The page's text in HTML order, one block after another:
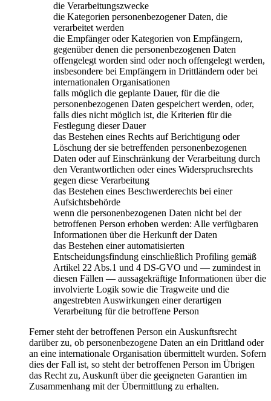
die Verarbeitungszwecke
die Kategorien personenbezogener Daten, die
verarbeitet werden
die Empfänger oder Kategorien von Empfängern,
gegenüber denen die personenbezogenen Daten
offengelegt worden sind oder noch offengelegt werden,
insbesondere bei Empfängern in Drittländern oder bei
internationalen Organisationen
falls möglich die geplante Dauer, für die die
personenbezogenen Daten gespeichert werden, oder,
falls dies nicht möglich ist, die Kriterien für die
Festlegung dieser Dauer
das Bestehen eines Rechts auf Berichtigung oder
Löschung der sie betreffenden personenbezogenen
Daten oder auf Einschränkung der Verarbeitung durch
den Verantwortlichen oder eines Widerspruchsrechts
gegen diese Verarbeitung
das Bestehen eines Beschwerderechts bei einer
Aufsichtsbehörde
wenn die personenbezogenen Daten nicht bei der
betroffenen Person erhoben werden: Alle verfügbaren
Informationen über die Herkunft der Daten
das Bestehen einer automatisierten
Entscheidungsfindung einschließlich Profiling gemäß
Artikel 22 Abs.1 und 4 DS-GVO und — zumindest in
diesen Fällen — aussagekräftige Informationen über die
involvierte Logik sowie die Tragweite und die
angestrebten Auswirkungen einer derartigen
Verarbeitung für die betroffene Person
Ferner steht der betroffenen Person ein Auskunftsrecht
darüber zu, ob personenbezogene Daten an ein Drittland oder
an eine internationale Organisation übermittelt wurden. Sofern
dies der Fall ist, so steht der betroffenen Person im Übrigen
das Recht zu, Auskunft über die geeigneten Garantien im
Zusammenhang mit der Übermittlung zu erhalten.